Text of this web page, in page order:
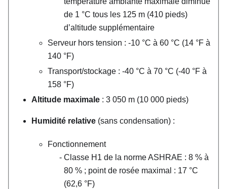
de 1 °C tous les 125 m (410 pieds)
d’altitude supplémentaire
Serveur hors tension : -10 °C à 60 °C (14 °F à
140 °F)
Transport/stockage : -40 °C à 70 °C (-40 °F à
158 °F)
Altitude maximale : 3 050 m (10 000 pieds)
Humidité relative (sans condensation) :
Fonctionnement
Classe H1 de la norme ASHRAE : 8 % à
80 % ; point de rosée maximal : 17 °C
(62,6 °F)